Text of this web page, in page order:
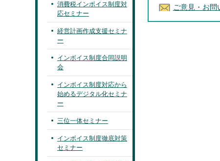
ご意見・お問
消費税インボイス制度対
応セミナー
経営計画作成支援セミナ
ー
インボイス制度合同説明
会
インボイス制度対応から
始めるデジタル化セミナ
ー
三位一体セミナー
インボイス制度徹底対策
セミナー